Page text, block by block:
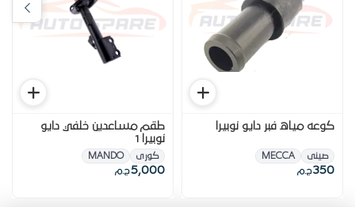
كوعه مياه فبر دايو نوبيرا
صينى MECCA
350ج.م
طقم مساعدين خلفي دايو
نوبيرا 1
كورى MANDO
5,000ج.م